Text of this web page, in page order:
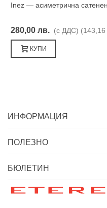
Inez — асиметрична
280,00 лв. (с ДДС) (143,16
КУПИ
ИНФОРМАЦИЯ
ПОЛЕЗНО
БЮЛЕТИН